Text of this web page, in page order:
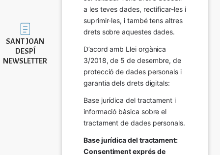
Imatge
SANT JOAN
DESPÍ
NEWSLETTER
a les teves dades, rectificar-les i
suprimir-les, i també tens altres
drets sobre aquestes dades.
D’acord amb Llei orgànica
3/2018, de 5 de desembre, de
protecció de dades personals i
garantia dels drets digitals:
Base jurídica del tractament i
informació bàsica sobre el
tractament de dades personals.
Base jurídica del tractament:
Consentiment exprés de